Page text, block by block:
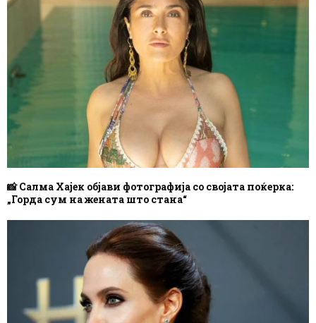
📸 Салма Хајек објави фотографија со својата поќерка:
„Горда сум на жената што стана“